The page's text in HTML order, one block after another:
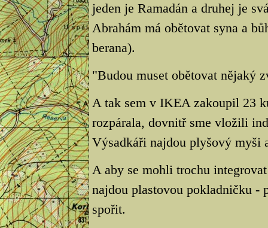
jeden je Ramadán a druhej je
Abrahám má obětovat syna a
berana).
"Budou muset obětovat nějaký
A tak sem v IKEA zakoupil 23
rozpárala, dovnitř sme vložili
Výsadkáři najdou plyšový myši
A aby se mohli trochu
najdou plastovou pokladničku -
spořit.